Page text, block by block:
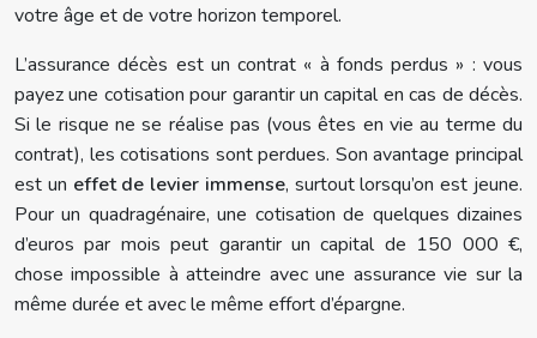
votre âge et de votre horizon temporel.
L’assurance décès est un contrat « à fonds perdus » : vous
payez une cotisation pour garantir un capital en cas de décès.
Si le risque ne se réalise pas (vous êtes en vie au terme du
contrat), les cotisations sont perdues. Son avantage principal
est un effet de levier immense, surtout lorsqu’on est jeune.
Pour un quadragénaire, une cotisation de quelques dizaines
d’euros par mois peut garantir un capital de 150 000 €,
chose impossible à atteindre avec une assurance vie sur la
même durée et avec le même effort d’épargne.